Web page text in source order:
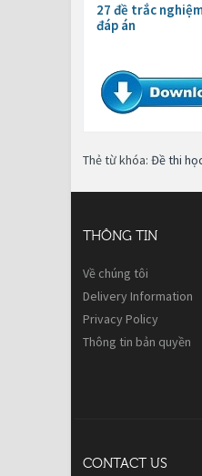
27 đề trắc
đáp án
Thẻ từ khóa: Đề thi
THÔNG TIN
Về chúng tôi
Delivery Information
Privacy Policy
Thông tin bản quyền
CONTACT US